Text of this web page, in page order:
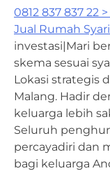
0812 837 837 22
Jual Rumah
investasi|Mari
skema sesuai
Lokasi strategis
Malang. Hadir
keluarga lebih
Seluruh
percayadiri dan
bagi keluarga